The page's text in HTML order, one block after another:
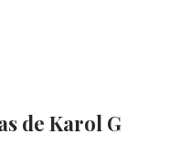
de Karol G